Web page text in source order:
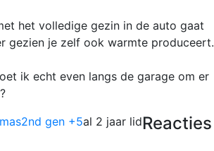
het volledige gezin in de auto gaat
gezien je zelf ook warmte produceert.
ik echt even langs de garage om er
gen +5al 2 jaar lidReacties